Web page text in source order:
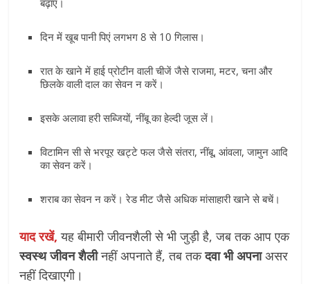
बढ़ाएं।
दिन में खूब पानी पिएं लगभग 8 से 10 गिलास।
रात के खाने में हाई प्रोटीन वाली चीजें जैसे राजमा, मटर, चना और
छिलके वाली दाल का सेवन न करें।
इसके अलावा हरी सब्जियों, नींबू का हेल्दी जूस लें।
विटामिन सी से भरपूर खट्टे फल जैसे संतरा, नींबू, आंवला, जामुन आदि
का सेवन करें।
शराब का सेवन न करें। रेड मीट जैसे अधिक मांसाहारी खाने से बचें।
याद रखें, यह बीमारी जीवनशैली से भी जुड़ी है, जब तक आप एक
स्वस्थ जीवन शैलीनहीं अपनाते हैं, तब तकदवा भी अपनाअसर
नहीं दिखाएगी।